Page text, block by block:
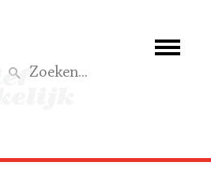
we doen